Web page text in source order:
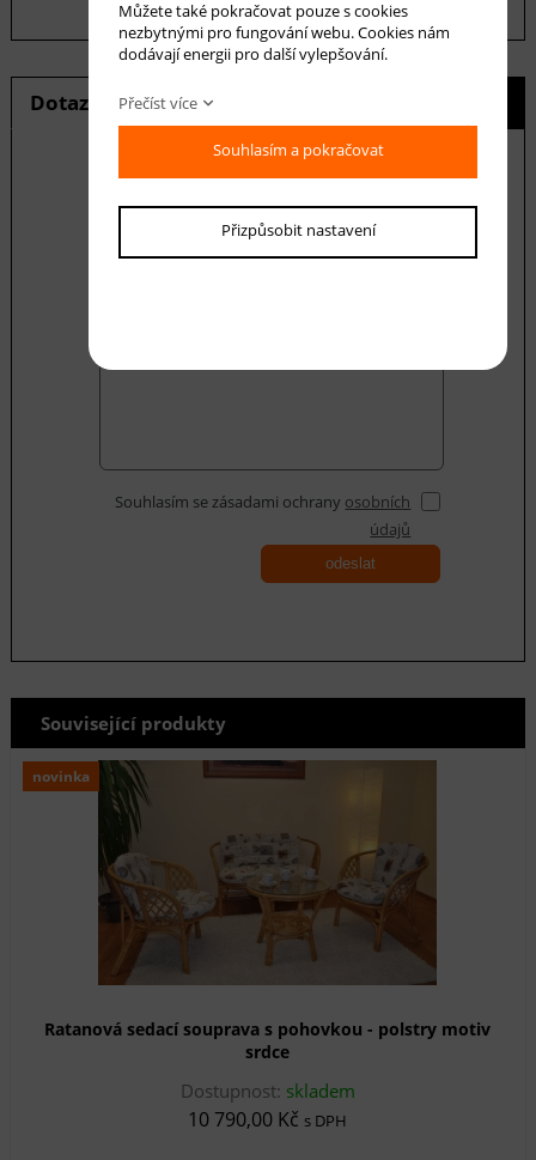
Dotaz na produkt
Souhlasím se zásadami ochrany osobních
údajů
odeslat
Související produkty
novinka
Ratanová sedací souprava s pohovkou - polstry motiv
srdce
Dostupnost: skladem
10 790,00 Kč s DPH
Můžete také pokračovat pouze s cookies
nezbytnými pro fungování webu. Cookies nám
dodávají energii pro další vylepšování.
Přečíst více
Souhlasím a pokračovat
Přizpůsobit nastavení